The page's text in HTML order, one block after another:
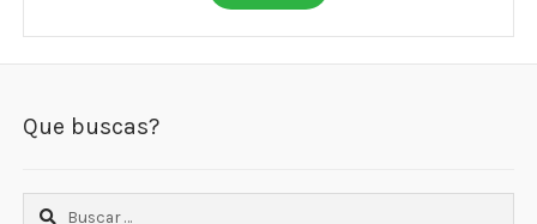
Que buscas?
Buscar: